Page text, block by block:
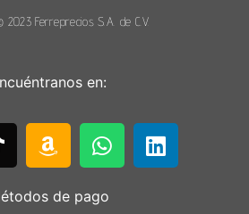
Ferreprecios S.A. de C.V.
en:
de pago